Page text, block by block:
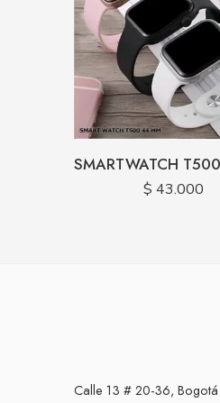
$ 43.000
Calle 13 # 20-36,